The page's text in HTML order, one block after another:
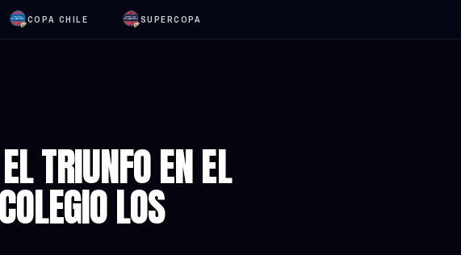
COPA CHILE SUPERCOPA
TRIUNFO EN EL
LOS